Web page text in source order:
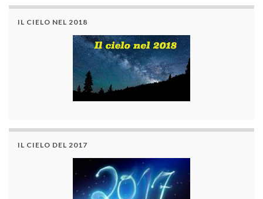
IL CIELO NEL 2018
IL CIELO DEL 2017